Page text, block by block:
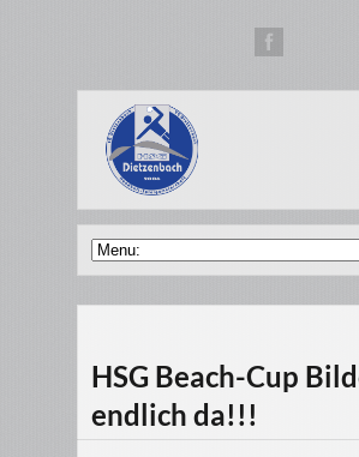
HSG Beach-Cup
endlich da!!!